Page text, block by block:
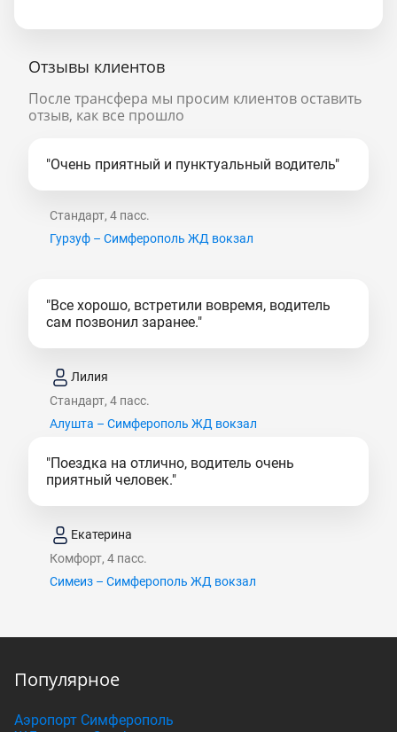
Отзывы клиентов
После трансфера мы просим клиентов оставить
отзыв, как все прошло
"Очень приятный и пунктуальный водитель"
Стандарт, 4 пасс.
Гурзуф – Симферополь ЖД вокзал
"Все хорошо, встретили вовремя, водитель
сам позвонил заранее."
Лилия
Стандарт, 4 пасс.
Алушта – Симферополь ЖД вокзал
"Поездка на отлично, водитель очень
приятный человек."
Екатерина
Комфорт, 4 пасс.
Симеиз – Симферополь ЖД вокзал
Популярное
Аэропорт Симферополь